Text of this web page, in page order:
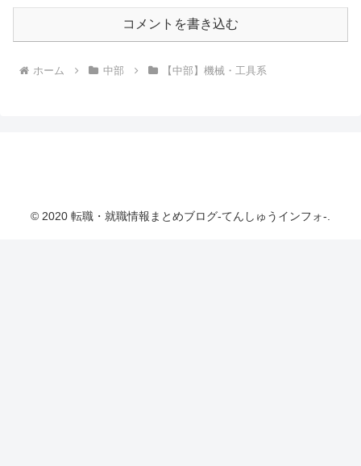
コメントを書き込む
ホーム 中部 【中部】機械・工具系
© 2020 転職・就職情報まとめブログ-てんしゅうインフォ-.